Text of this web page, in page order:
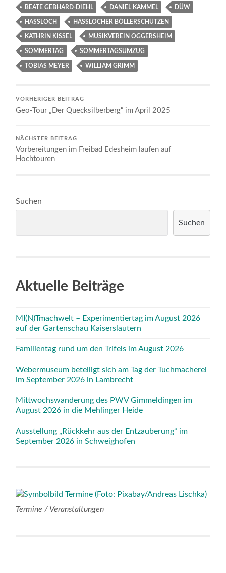
BEATE GEBHARD-DIEHL DANIEL KAMMEL DÜW
HASSLOCH HASSLOCHER BÖLLERSCHÜTZEN
KATHRIN KISSEL MUSIKVEREIN OGGERSHEIM
SOMMERTAG SOMMERTAGSUMZUG
TOBIAS MEYER WILLIAM GRIMM
VORHERIGER BEITRAG
Geo-Tour „Der Quecksilberberg“ im April 2025
NÄCHSTER BEITRAG
Vorbereitungen im Freibad Edesheim laufen auf
Hochtouren
Suchen
Suchen
Aktuelle Beiträge
MI(N)Tmachwelt – Experimentiertag im August 2026
auf der Gartenschau Kaiserslautern
Familientag rund um den Trifels im August 2026
Webermuseum beteiligt sich am Tag der Tuchmacherei
im September 2026 in Lambrecht
Mittwochswanderung des PWV Gimmeldingen im
August 2026 in die Mehlinger Heide
Ausstellung „Rückkehr aus der Entzauberung“ im
September 2026 in Schweighofen
Termine / Veranstaltungen